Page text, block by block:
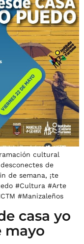
cultural
de
de semana, ¡te
#Cultura #Arte
#Manizaleños
casa yo
mayo